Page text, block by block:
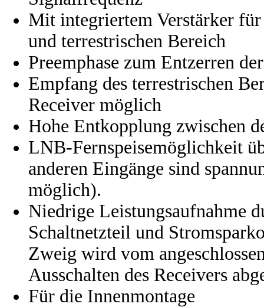
Mit integriertem Verstärker
und terrestrischen Bereich
Preemphase zum Entzerren
Empfang des terrestrischen
Receiver möglich
Hohe Entkopplung zwischen
LNB-Fernspeisemöglichkeit
anderen Eingänge sind
möglich).
Niedrige Leistungsaufnahme
Schaltnetzteil und
Zweig wird vom
Ausschalten des Receivers
Für die Innenmontage